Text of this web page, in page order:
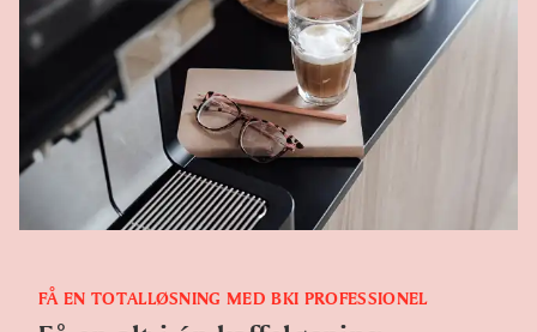
FÅ EN TOTALLØSNING MED BKI PROFESSIONEL